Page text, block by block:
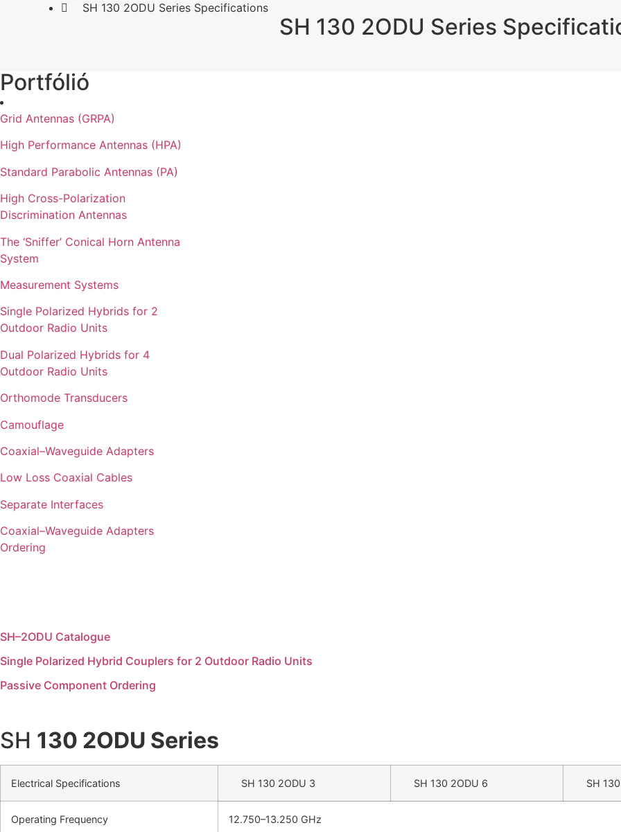
SH 130 2ODU Series Specifications
SH 130 2ODU Series
Portfólió
Grid Antennas (GRPA)
High Performance Antennas (HPA)
Standard Parabolic Antennas (PA)
High Cross-Polarization
Discrimination Antennas
The ‘Sniffer’ Conical Horn Antenna
System
Measurement Systems
Single Polarized Hybrids for 2
Outdoor Radio Units
Dual Polarized Hybrids for 4
Outdoor Radio Units
Orthomode Transducers
Camouflage
Coaxial–Waveguide Adapters
Low Loss Coaxial Cables
Separate Interfaces
Coaxial–Waveguide Adapters
Ordering
SH–2ODU Catalogue
Single Polarized Hybrid Couplers for 2 Outdoor Radio Units
Passive Component Ordering
SH 130 2ODU Series
Electrical Specifications SH 130 2ODU 3 SH 130 2ODU 6 SH 130
Operating Frequency 12.750–13.250 GHz